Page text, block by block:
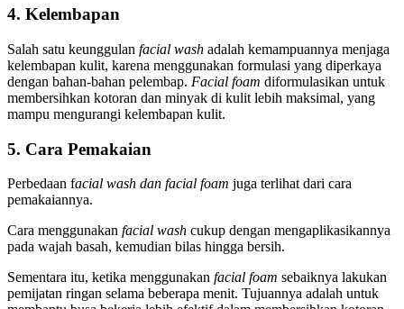
4. Kelembapan
Salah satu keunggulan facial wash adalah kemampuannya menjaga
kelembapan kulit, karena menggunakan formulasi yang diperkaya
dengan bahan-bahan pelembap. Facial foam diformulasikan untuk
membersihkan kotoran dan minyak di kulit lebih maksimal, yang
mampu mengurangi kelembapan kulit.
5. Cara Pemakaian
Perbedaan facial wash dan facial foam juga terlihat dari cara
pemakaiannya.
Cara menggunakan facial wash cukup dengan mengaplikasikannya
pada wajah basah, kemudian bilas hingga bersih.
Sementara itu, ketika menggunakan facial foam sebaiknya lakukan
pemijatan ringan selama beberapa menit. Tujuannya adalah untuk